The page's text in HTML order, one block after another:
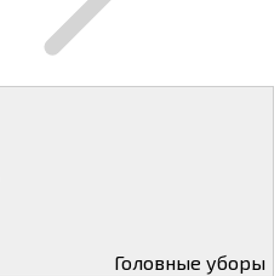
Головные уборы